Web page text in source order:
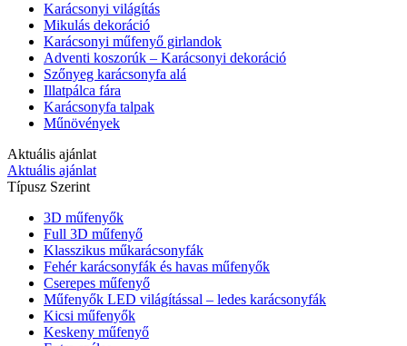
Karácsonyi világítás
Mikulás dekoráció
Karácsonyi műfenyő girlandok
Adventi koszorúk – Karácsonyi dekoráció
Szőnyeg karácsonyfa alá
Illatpálca fára
Karácsonyfa talpak
Műnövények
Aktuális ajánlat
Aktuális ajánlat
Típusz Szerint
3D műfenyők
Full 3D műfenyő
Klasszikus műkarácsonyfák
Fehér karácsonyfák és havas műfenyők
Cserepes műfenyő
Műfenyők LED világítással – ledes karácsonyfák
Kicsi műfenyők
Keskeny műfenyő